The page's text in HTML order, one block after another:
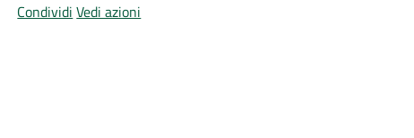
Condividi Vedi azioni